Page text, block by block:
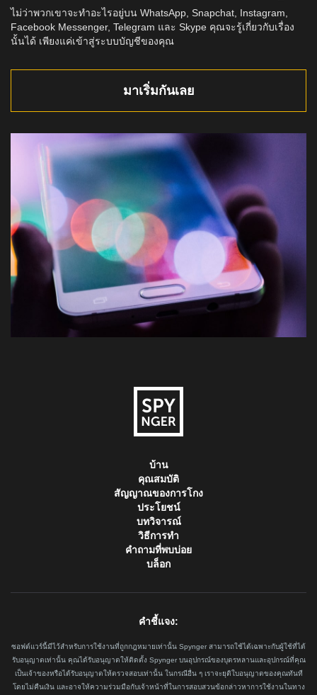
ไม่ว่าพวกเขาจะทำอะไรอยู่บน WhatsApp, Snapchat, Instagram,
Facebook Messenger, Telegram และ Skype คุณจะรู้เกี่ยวกับเรื่อง
นั้นได้ เพียงแค่เข้าสู่ระบบบัญชีของคุณ
มาเริ่มกันเลย
บ้าน
คุณสมบัติ
สัญญาณของการโกง
ประโยชน์
บทวิจารณ์
วิธีการทำ
คำถามที่พบบ่อย
บล็อก
คำชี้แจง:
ซอฟต์แวร์นี้มีไว้สำหรับการใช้งานที่ถูกกฎหมายเท่านั้น Spynger สามารถใช้ได้เฉพาะกับผู้ใช้ที่ได้
รับอนุญาตเท่านั้น คุณได้รับอนุญาตให้ติดตั้ง Spynger บนอุปกรณ์ของบุตรหลานและอุปกรณ์ที่คุณ
เป็นเจ้าของหรือได้รับอนุญาตให้ตรวจสอบเท่านั้น ในกรณีอื่น ๆ เราจะยุติใบอนุญาตของคุณทันที
โดยไม่คืนเงิน และอาจให้ความร่วมมือกับเจ้าหน้าที่ในการสอบสวนข้อกล่าวหาการใช้งานในทาง